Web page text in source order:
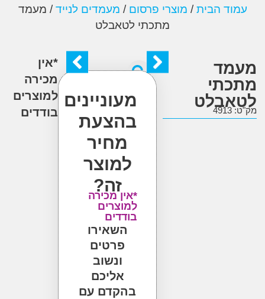
הבית/מוצרי פרסום /מעמדים לנייד/ מעמד
מתכתי לטאבלט
מעוניינים
בהצעת
מחיר
למוצר
*אין מכירה
למוצרים
בודדים
השאירו
פרטים
אליכם
בהקדם עם
*אין
מכירה
למוצרים
בודדים